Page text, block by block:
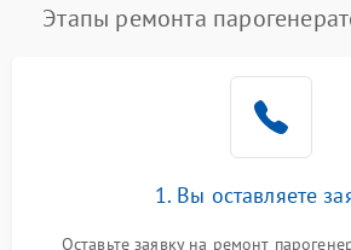
Этапы ремонта
1. Вы оставляете
Оставьте заявку на ремонт